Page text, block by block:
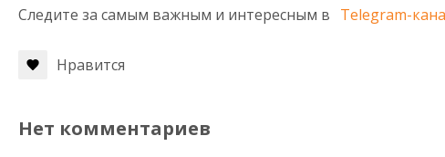
Следите за самым важным и интересным в Telegram-
Нравится
Нет комментариев